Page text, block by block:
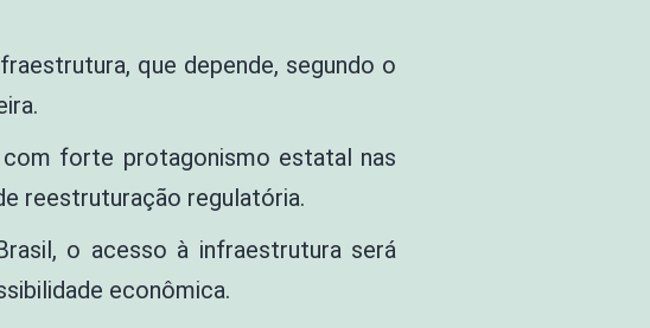
que depende, segundo o
forte protagonismo estatal nas
reestruturação regulatória.
o acesso à infraestrutura será
econômica.